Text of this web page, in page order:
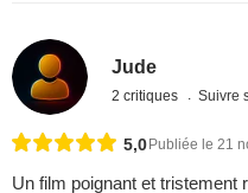
Jude
2 critiques Suivre
5,0 Publiée le 21
Un film poignant et tristement